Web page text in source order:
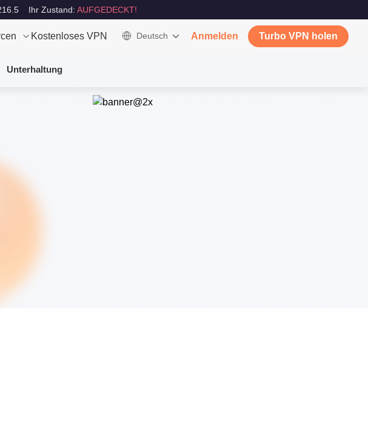
Ihr Zustand: AUFGEDECKT!
Kostenloses VPN Deutsch Anmelden Turbo VPN holen
Unterhaltung